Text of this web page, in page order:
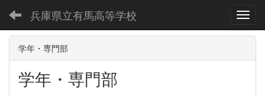
兵庫県立有馬高等学校
学年・専門部
学年・専門部